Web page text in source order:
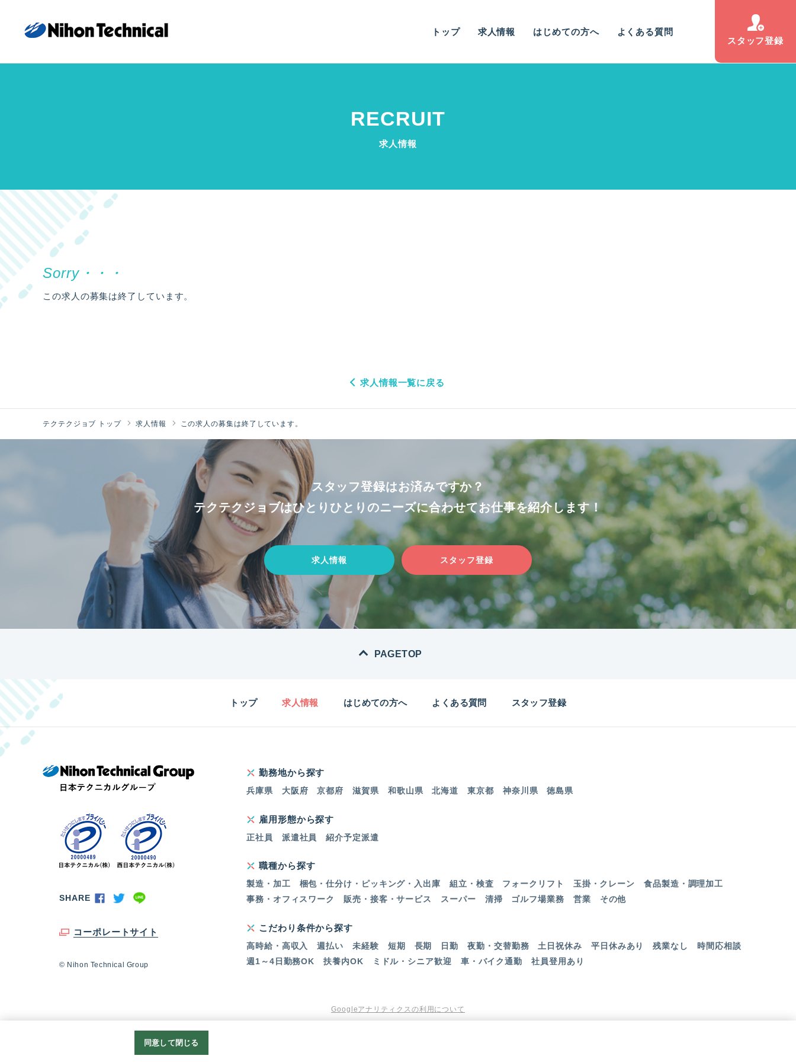
トップ 求人情報 はじめての方へ
よくある質問
スタッフ登録
RECRUIT
求人情報
この求人の募集は終了しています。
求人情報一覧に戻る
テクテクジョブ トップ 求人情報 この求人の募集は終了しています。
スタッフ登録はお済みですか？
テクテクジョブはひとりひとりのニーズに合わせてお仕事を紹介します！
求人情報 スタッフ登録
PAGETOP
トップ 求人情報 はじめての方へ よくある質問 スタッフ登録
SHARE
コーポレートサイト
© Nihon Technical Group
勤務地から探す
兵庫県 大阪府 京都府 滋賀県 和歌山県 北海道 東京都 神奈川県 徳島県
雇用形態から探す
正社員 派遣社員 紹介予定派遣
職種から探す
製造・加工 梱包・仕分け・ピッキング・入出庫 組立・検査 フォークリフト 玉掛・クレーン
食品製造・調理加工
事務・オフィスワーク
販売・接客・サービス スーパー 清掃 ゴルフ場業務 営業 その他
こだわり条件から探す
高時給・高収入 週払い 未経験 短期 長期 日勤 夜勤・交替勤務 土日祝休み 平日休みあり 残業なし
時間応相談
週1～4日勤務OK
扶養内OK ミドル・シニア歓迎 車・バイク通勤 社員登用あり
Googleアナリティクスの利用について
同意して閉じる